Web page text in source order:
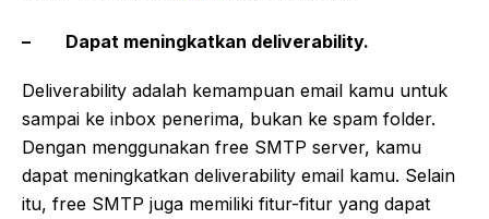
– Dapat meningkatkan deliverability.
Deliverability adalah kemampuan email kamu untuk
sampai ke inbox penerima, bukan ke spam folder.
Dengan menggunakan free SMTP server, kamu
dapat meningkatkan deliverability email kamu. Selain
itu, free SMTP juga memiliki fitur-fitur yang dapat